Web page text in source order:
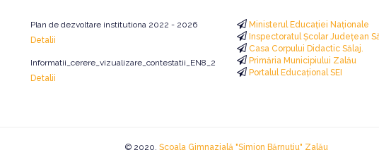
Plan de dezvoltare institutiona 2022 - 2026
Detalii
Informatii_cerere_vizualizare_contestatii_EN8_2026
Detalii
Ministerul Educației Naționale
Inspectoratul Școlar Județean
Casa Corpului Didactic Sălaj.
Primăria Municipiului Zalău
Portalul Educațional SEI
© 2020. Școala Gimnazială "Simion Bărnuțiu" Zalău